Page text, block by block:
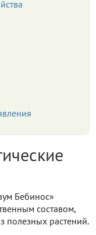
Бебинос»
составом,
полезных растений.